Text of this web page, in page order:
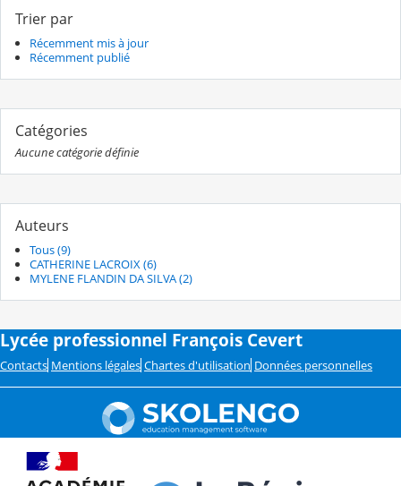
Trier par
Récemment mis à jour
Récemment publié
Catégories
Aucune catégorie définie
Auteurs
Tous (9)
CATHERINE LACROIX (6)
MYLENE FLANDIN DA SILVA (2)
Lycée professionnel François Cevert
Contacts Mentions légales Chartes d'utilisation Données personnelles